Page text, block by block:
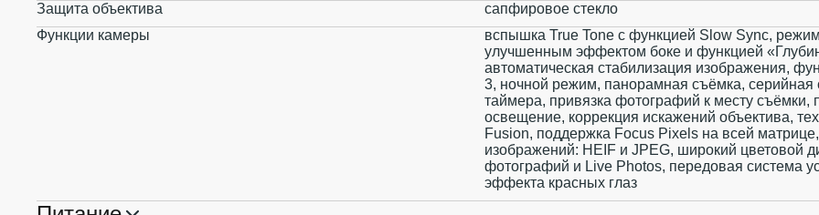
Защита объектива
сапфировое стекло
Функции камеры
вспышка True Tone с функцией Slow Sync,
улучшенным эффектом боке и функцией
автоматическая стабилизация изображения,
3, ночной режим, панорамная съёмка,
таймера, привязка фотографий к месту съёмки,
освещение, коррекция искажений объектива,
Fusion, поддержка Focus Pixels на всей
изображений: HEIF и JPEG, широкий цветовой
фотографий и Live Photos, передовая система
эффекта красных глаз